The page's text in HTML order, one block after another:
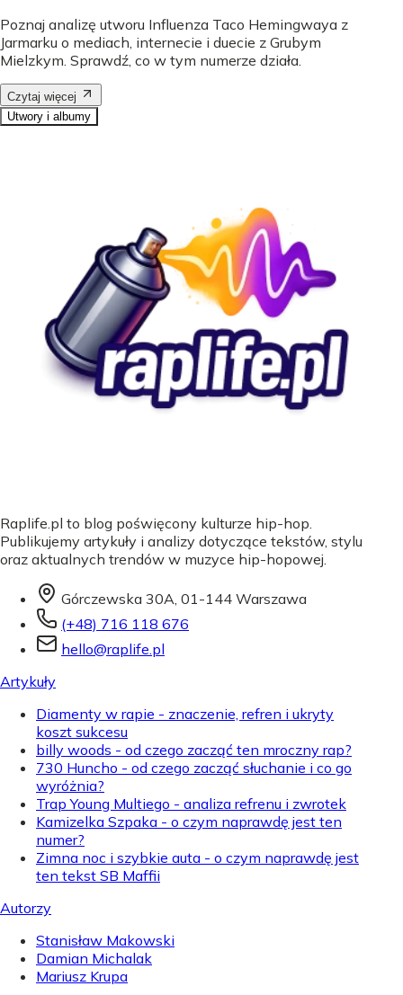
Poznaj analizę utworu Influenza Taco Hemingwaya z
Jarmarku o mediach, internecie i duecie z Grubym
Mielzkym. Sprawdź, co w tym numerze działa.
Czytaj więcej
Utwory i albumy
Raplife.pl to blog poświęcony kulturze hip-hop.
Publikujemy artykuły i analizy dotyczące tekstów, stylu
oraz aktualnych trendów w muzyce hip-hopowej.
Górczewska 30A, 01-144 Warszawa
(+48) 716 118 676
hello@raplife.pl
Artykuły
Diamenty w rapie - znaczenie, refren i ukryty
koszt sukcesu
billy woods - od czego zacząć ten mroczny rap?
730 Huncho - od czego zacząć słuchanie i co go
wyróżnia?
Trap Young Multiego - analiza refrenu i zwrotek
Kamizelka Szpaka - o czym naprawdę jest ten
numer?
Zimna noc i szybkie auta - o czym naprawdę jest
ten tekst SB Maffii
Autorzy
Stanisław Makowski
Damian Michalak
Mariusz Krupa